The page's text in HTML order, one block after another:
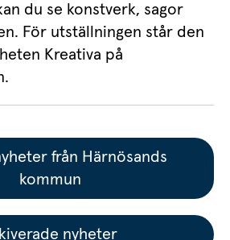
du se konstverk, sagor
För utställningen står den
Kreativa på
från Härnösands
kommun
nyheter